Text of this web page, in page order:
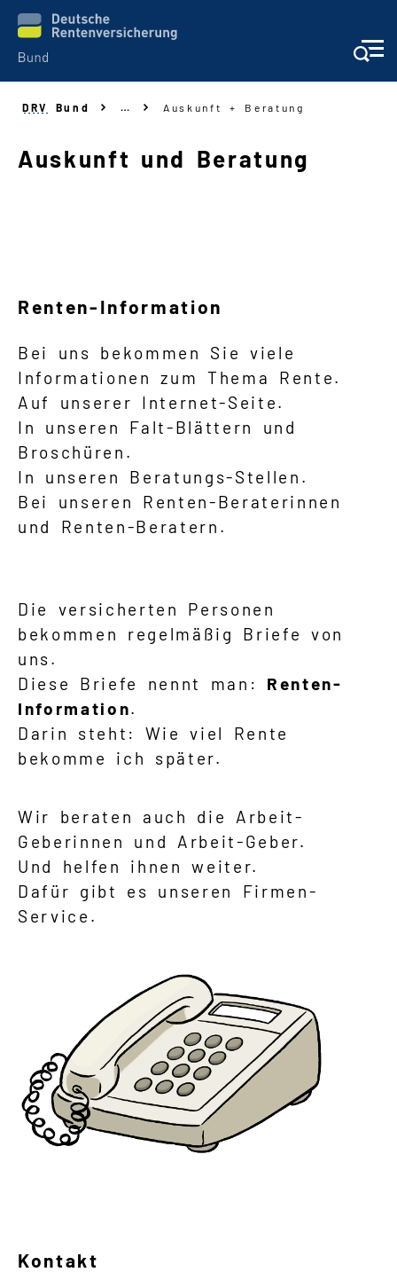
Aufgaben
Auskunft + Beratung
Navigation
Schwere Sprache
Suche
DRV Bund … Auskunft + Beratung
Auskunft und Beratung
Renten-Information
Bei uns bekommen Sie viele
Informationen zum Thema Rente.
Auf unserer Internet-Seite.
In unseren Falt-Blättern und
Broschüren.
In unseren Beratungs-Stellen.
Bei unseren Renten-Beraterinnen
und Renten-Beratern.
Die versicherten Personen
bekommen regelmäßig Briefe von
uns.
Diese Briefe nennt man: Renten-
Information.
Darin steht: Wie viel Rente
bekomme ich später.
Wir beraten auch die Arbeit-
Geberinnen und Arbeit-Geber.
Und helfen ihnen weiter.
Dafür gibt es unseren Firmen-
Service.
Kontakt